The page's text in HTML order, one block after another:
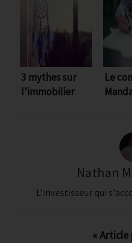
vous
4 jours de conseils
pour surmonter
pour investir
locatif (le guide
épique)
3 mythes sur
l’immobilier
Le
Nathan
L'investisseur qui
«